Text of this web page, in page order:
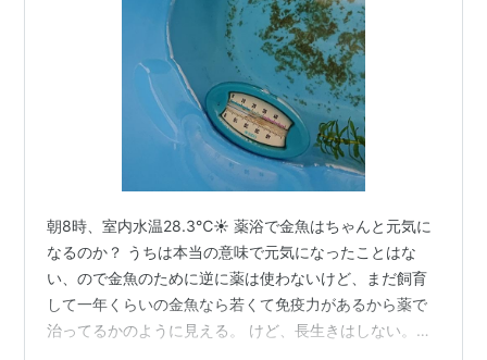
朝8時、室内水温28.3℃☀️ 薬浴で金魚はちゃんと元気に
なるのか？ うちは本当の意味で元気になったことはな
い、ので金魚のために逆に薬は使わないけど、まだ飼育
して一年くらいの金魚なら若くて免疫力があるから薬で
治ってるかのように見える。 けど、長生きはしない。そ